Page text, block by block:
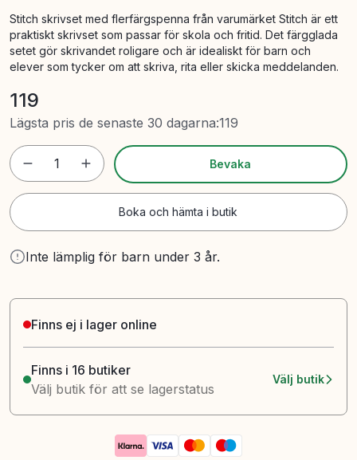
Stitch skrivset med flerfärgspenna från varumärket Stitch är ett
praktiskt skrivset som passar för skola och fritid. Det färgglada
setet gör skrivandet roligare och är idealiskt för barn och
elever som tycker om att skriva, rita eller skicka meddelanden.
119
Lägsta pris de senaste 30 dagarna:119
1 Bevaka
Boka och hämta i butik
Inte lämplig för barn under 3 år.
Finns ej i lager online
Finns i 16 butiker
Välj butik för att se lagerstatus
Välj butik